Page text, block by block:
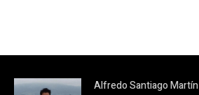
Alfredo Santiago Martín